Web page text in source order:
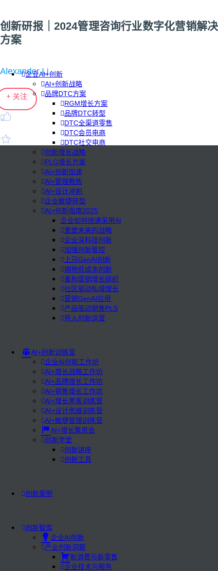
企业AI+创新
AI+创新战略
品牌DTC方案
RGM增长方案
品牌DTC转型
DTC全渠道零售
DTC会员电商
DTC社交电商
创新增长战略
PLG增长方案
AI+创新加速
AI+管理教练
AI+设计冲刺
企业敏捷转型
AI+创新指南2025
企业如何快速采用AI
重塑未来的战略
企业深科技创新
加强创新管控
上马GenAI创新
拥抱低成本创新
重构营销增长组织
社区驱动私域增长
营销GenAI应用
产品驱动销售PLS
导入创新运营
AI+创新训练营
企业AI创新工作坊
AI+增长战略工作坊
AI+品牌增长工作坊
AI+销售增长工作坊
AI+增长黑客训练营
AI+设计思维训练营
AI+敏捷管理训练营
AI+增长集思会
创新学堂
创新讲座
创新工具
创新案例
创新智库
企业AI创新
产业创新洞察
新消费与新零售
企业技术与服务
创新研报｜2024管理咨询行业数字化营销解决
方案
Alexander Li
+ 关注